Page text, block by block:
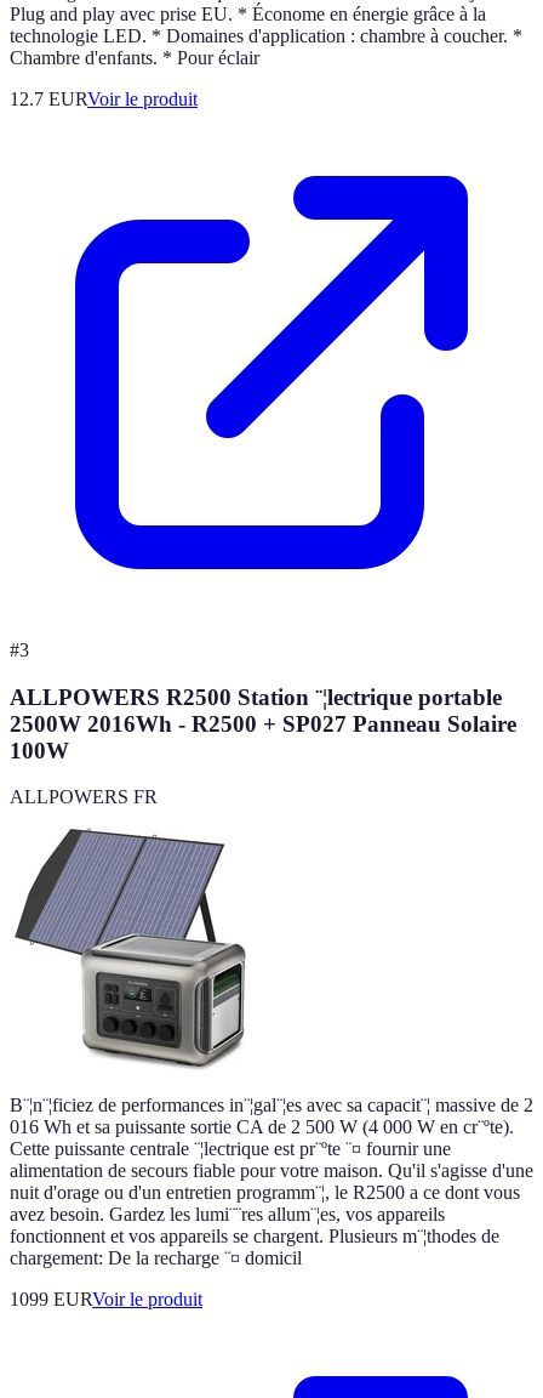
Plug and play avec prise EU. * Économe en énergie grâce à la
technologie LED. * Domaines d'application : chambre à coucher. *
Chambre d'enfants. * Pour éclair
12.7 EURVoir le produit
#3
ALLPOWERS R2500 Station ¨¦lectrique portable
2500W 2016Wh - R2500 + SP027 Panneau Solaire
100W
ALLPOWERS FR
B¨¦n¨¦ficiez de performances in¨¦gal¨¦es avec sa capacit¨¦ massive de 2
016 Wh et sa puissante sortie CA de 2 500 W (4 000 W en cr¨ºte).
Cette puissante centrale ¨¦lectrique est pr¨ºte ¨¤ fournir une
alimentation de secours fiable pour votre maison. Qu'il s'agisse d'une
nuit d'orage ou d'un entretien programm¨¦, le R2500 a ce dont vous
avez besoin. Gardez les lumi¨¨res allum¨¦es, vos appareils
fonctionnent et vos appareils se chargent. Plusieurs m¨¦thodes de
chargement: De la recharge ¨¤ domicil
1099 EURVoir le produit